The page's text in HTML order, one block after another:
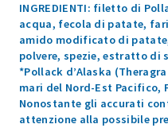
INGREDIENTI: filetto di
acqua, fecola di patate,
amido modificato di
polvere, spezie, estratto di
*Pollack d’Alaska
mari del Nord-Est Pacifico,
Nonostante gli accurati
attenzione alla possibile